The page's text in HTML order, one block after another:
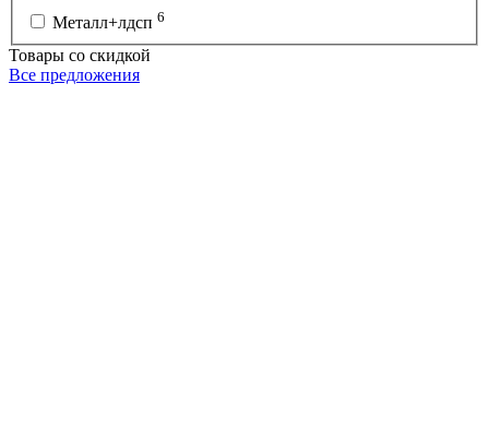
Металл+лдсп 6
Товары со скидкой
Все предложения